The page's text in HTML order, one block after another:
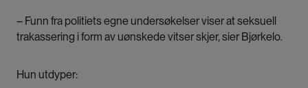
– Funn fra politiets egne undersøkelser viser at seksuell
trakassering i form av uønskede vitser skjer, sier Bjørkelo.
Hun utdyper: